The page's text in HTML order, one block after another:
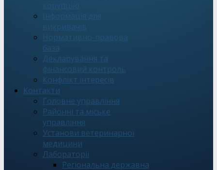
корупцію
Інформація для
викривачів
Нормативно-правова
база
Декларування та
фінансовий контроль
Конфлікт інтересів
Контакти
Головне управління
Районні та міське
управління
Установи ветеринарної
медицини
Лабораторії
Регіональна державна